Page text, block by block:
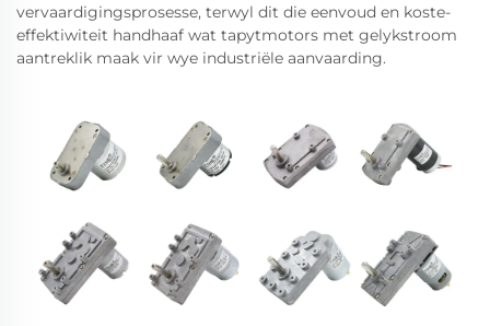
vervaardigingsprosesse, terwyl dit die eenvoud en koste-
effektiwiteit handhaaf wat tapytmotors met gelykstroom
aantreklik maak vir wye industriële aanvaarding.